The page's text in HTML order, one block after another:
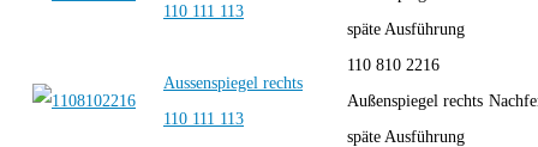
110 111 113
späte Ausführung
Aussenspiegel rechts
110 111 113
110 810 2216
Außenspiegel rechts
späte Ausführung